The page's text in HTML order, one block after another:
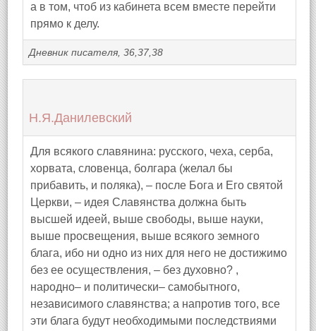
а в том, чтоб из кабинета всем вместе перейти
прямо к делу.
Дневник писателя, 36,37,38
Н.Я.Данилевский
Для всякого славянина: русского, чеха, серба,
хорвата, словенца, болгара (желал бы
прибавить, и поляка), – после Бога и Его святой
Церкви, – идея Славянства должна быть
высшей идеей, выше свободы, выше науки,
выше просвещения, выше всякого земного
блага, ибо ни одно из них для него не достижимо
без ее осуществления, – без духовно? ,
народно– и политически– самобытного,
независимого славянства; а напротив того, все
эти блага будут необходимыми последствиями